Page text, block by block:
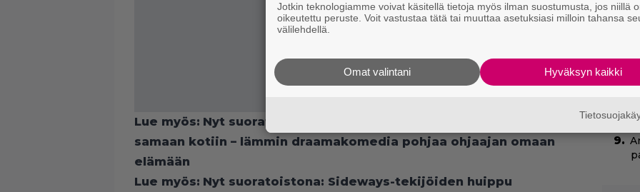
Lue myös: Nyt suoratoistona: Kun kaksi miestä ja lapsi päätyy
samaan kotiin – lämmin draamakomedia pohjaa ohjaajan omaan
elämään
Lue myös: Nyt suoratoistona: Sideways-tekijöiden huippu
Jotkin teknologiamme voivat käsitellä tietoja myös ilman suostumusta, jos niillä
oikeutettu peruste. Voit vastustaa tätä tai muuttaa asetuksiasi milloin tahansa
välilehdellä.
Hyväksyn kaikki
Omat valintani